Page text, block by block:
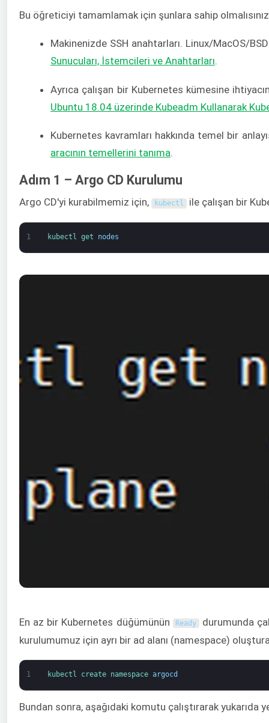
Bu öğreticiyi tamamlamak için şunlara sahip
Makinenizde SSH anahtarları. Linux/MacOS/
Sunucuları, İstemcileri ve Anahtarları.
Ayrıca çalışan bir Kubernetes kümesine
Ubuntu 18.04 üzerinde Kubeadm Kullanarak
Kubernetes kavramları hakkında temel bir
aracının temellerini tanıma.
Adım 1 – Argo CD Kurulumu
Argo CD'yi kurabilmemiz için, kubectl ile çalışan bir
1 kubectl get nodes
En az bir Kubernetes düğümünün Ready
durumunda
kurulumumuz için ayrı bir ad alanı (namespace)
1 kubectl create namespace argocd
Bundan sonra, aşağıdaki komutu çalıştırarak